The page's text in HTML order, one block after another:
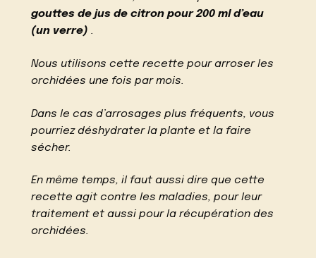
gouttes de jus de citron pour 200 ml d’eau
(un verre) .
Nous utilisons cette recette pour arroser les
orchidées une fois par mois.
Dans le cas d’arrosages plus fréquents, vous
pourriez déshydrater la plante et la faire
sécher.
En même temps, il faut aussi dire que cette
recette agit contre les maladies, pour leur
traitement et aussi pour la récupération des
orchidées.